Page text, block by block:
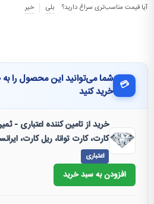
آیا قیمت مناسب‌تری سراغ دارید؟ بلی خیر
💳 شما می‌توانید این محصول را
خرید کنید
خرید از تامین کننده اعتباری -
کارت، کارت توانا، ریل کارت،
اعتباری
افزودن به سبد خرید